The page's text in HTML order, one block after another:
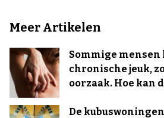
Meer Artikelen
Sommige mensen
chronische jeuk,
oorzaak. Hoe kan
De